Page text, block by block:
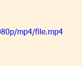
mp4/file.mp4